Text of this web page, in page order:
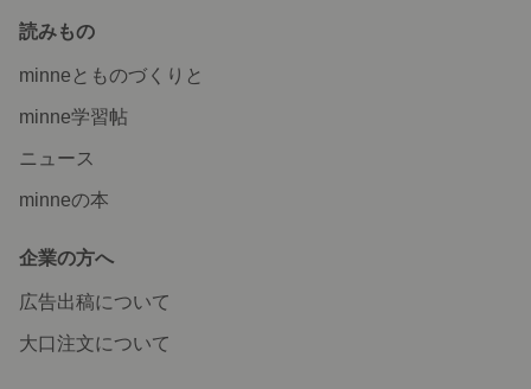
読みもの
minneとものづくりと
minne学習帖
ニュース
minneの本
企業の方へ
広告出稿について
大口注文について